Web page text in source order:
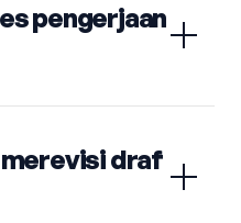
pengerjaan
merevisi draf